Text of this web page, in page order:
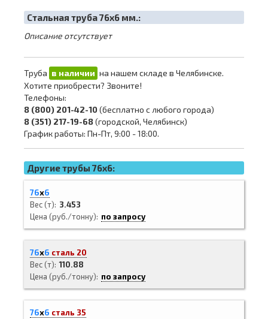
Cтальная труба 76х6 мм.:
Описание отсутствует
Труба в наличии на нашем складе в Челябинске.
Хотите приобрести? Звоните!
Телефоны:
8 (800) 201-42-10(бесплатно с любого города)
8 (351) 217-19-68(городской, Челябинск)
График работы: Пн-Пт, 9:00 - 18:00.
Другие трубы 76x6:
76х6
Вес (т)
3.453
Цена (руб./тонну)
по запросу
76х6 сталь 20
Вес (т) 110.88
Цена (руб./тонну)
по запросу
76х6 сталь 35